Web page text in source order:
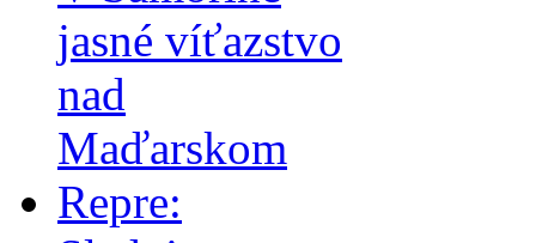
jasné víťazstvo
nad
Maďarskom
Repre: